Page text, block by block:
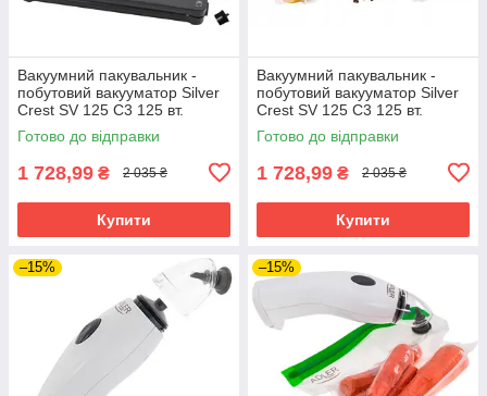
Вакуумний пакувальник -
побутовий вакууматор Silver
Crest SV 125 C3 125 вт.
Чорний, волога + суха
упаковка
Готово до відправки
1 728,99 ₴ 2 035 ₴
Купити
Вакуумний пакувальник -
побутовий вакууматор Silver
Crest SV 125 C3 125 вт.
Білий, волога + суха упаковка
Готово до відправки
1 728,99 ₴ 2 035 ₴
Купити
–15% –15%